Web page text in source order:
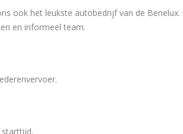
ook het leukste autobedrijf van de
en informeel team.